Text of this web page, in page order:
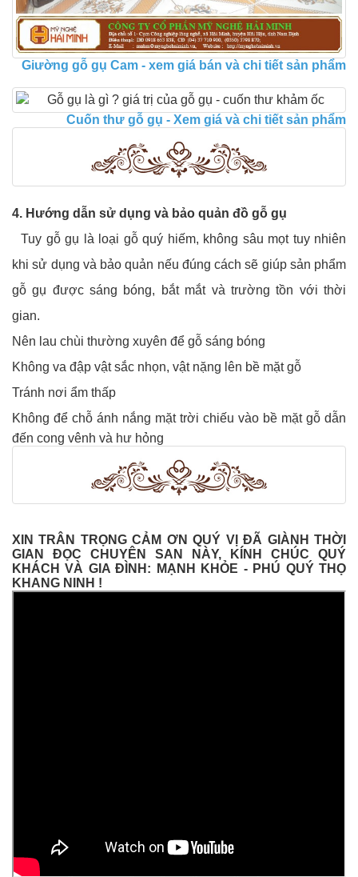
Giường gỗ gụ Cam - xem giá bán và chi tiết sản phẩm
Cuốn thư gỗ gụ - Xem giá và chi tiết sản phẩm
4. Hướng dẫn sử dụng và bảo quản đồ gỗ gụ
Tuy gỗ gụ là loại gỗ quý hiếm, không sâu mọt tuy nhiên
khi sử dụng và bảo quản nếu đúng cách sẽ giúp sản phẩm
gỗ gụ được sáng bóng, bắt mắt và trường tồn với thời
gian.
Nên lau chùi thường xuyên để gỗ sáng bóng
Không va đập vật sắc nhọn, vật nặng lên bề mặt gỗ
Tránh nơi ẩm thấp
Không để chỗ ánh nắng mặt trời chiếu vào bề mặt gỗ dẫn
đến cong vênh và hư hỏng
XIN TRÂN TRỌNG CẢM ƠN QUÝ VỊ ĐÃ GIÀNH THỜI
GIAN ĐỌC CHUYÊN SAN NÀY, KÍNH CHÚC QUÝ
KHÁCH VÀ GIA ĐÌNH: MẠNH KHỎE - PHÚ QUÝ THỌ
KHANG NINH !